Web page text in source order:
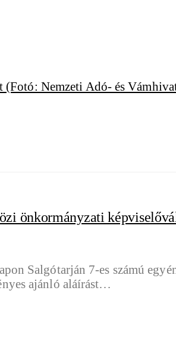
önkormányzati
Salgótarján 7-es számú
ajánló aláírást…